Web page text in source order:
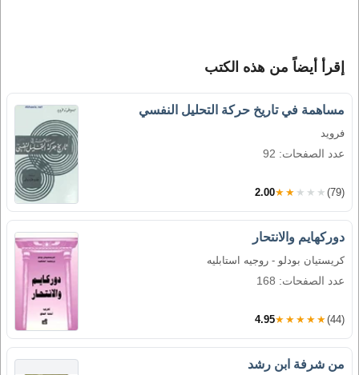
إقرأ أيضاً من هذه الكتب
مساهمة في تاريخ حركة التحليل النفسي
فرويد
عدد الصفحات: 92
2.00★★★★★ (79)
دوركهايم والانتحار
كريستيان بودلو - روجيه استابليه
عدد الصفحات: 168
4.95★★★★★(44)
من شرفة ابن رشد